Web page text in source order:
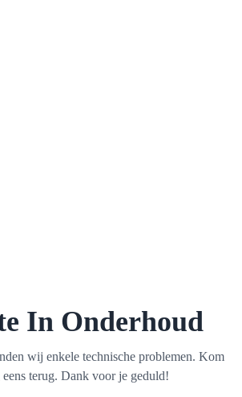
In Onderhoud
wij enkele technische problemen. Kom
eens terug. Dank voor je geduld!